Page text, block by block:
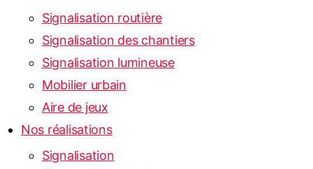
Signalisation routière
Signalisation des chantiers
Signalisation lumineuse
Mobilier urbain
Aire de jeux
Nos réalisations
Signalisation